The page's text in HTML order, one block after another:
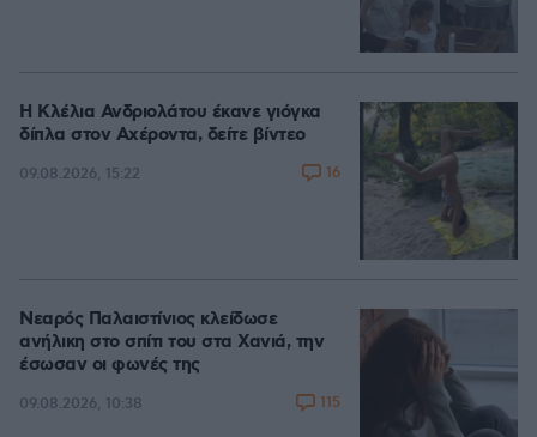
Η Κλέλια Ανδριολάτου έκανε γιόγκα
δίπλα στον Αχέροντα, δείτε βίντεο
09.08.2026, 15:22 16
Νεαρός Παλαιστίνιος κλείδωσε
ανήλικη στο σπίτι του στα Χανιά, την
έσωσαν οι φωνές της
09.08.2026, 10:38 115